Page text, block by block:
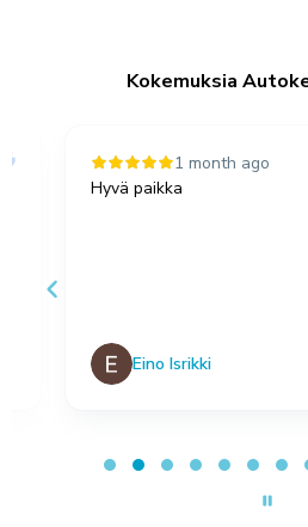
Kokemuksia
1 month ago
Hyvä paikka
Eino Isrikki